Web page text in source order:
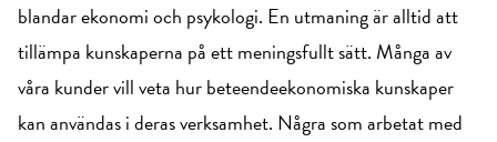
blandar ekonomi och psykologi. En utmaning är alltid att
tillämpa kunskaperna på ett meningsfullt sätt. Många av
våra kunder vill veta hur beteendeekonomiska kunskaper
kan användas i deras verksamhet. Några som arbetat med